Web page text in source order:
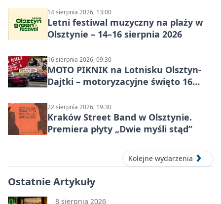
14 sierpnia 2026, 13:00
Letni festiwal muzyczny na plaży w
Olsztynie – 14–16 sierpnia 2026
16 sierpnia 2026, 09:30
MOTO PIKNIK na Lotnisku Olsztyn-
Dajtki – motoryzacyjne święto 16
22 sierpnia 2026, 19:30
Kraków Street Band w Olsztynie.
Premiera płyty „Dwie myśli stąd”
Kolejne wydarzenia
Ostatnie Artykuły
8 sierpnia 2026